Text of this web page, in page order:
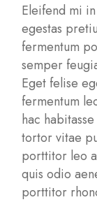
Eleifend mi
egestas
fermentum
semper
Eget felise
fermentum
hac
tortor vitae
porttitor leo
quis odio
porttitor